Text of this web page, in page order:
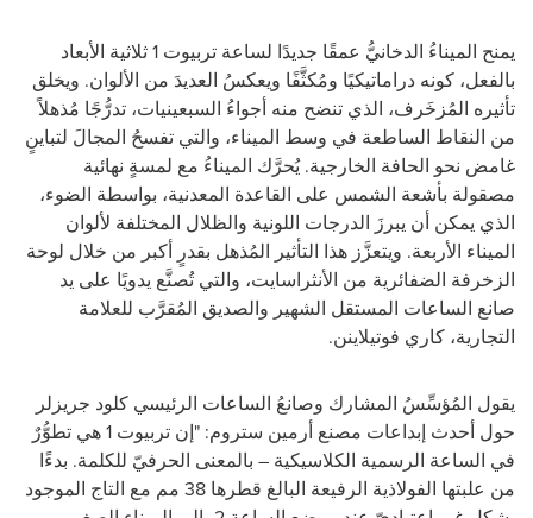
يمنح الميناءُ الدخانيُّ عمقًا جديدًا لساعة تربيوت 1 ثلاثية الأبعاد
بالفعل، كونه دراماتيكيًا ومُكثَّفًا ويعكسُ العديدَ من الألوان. ويخلق
تأثيره المُزخَرف، الذي تنضح منه أجواءُ السبعينيات، تدرُّجًا مُذهلاً
من النقاط الساطعة في وسط الميناء، والتي تفسحُ المجالَ لتباينٍ
غامض نحو الحافة الخارجية. يُحرَّك الميناءُ مع لمسةٍ نهائية
مصقولة بأشعة الشمس على القاعدة المعدنية، بواسطة الضوء،
الذي يمكن أن يبرزَ الدرجات اللونية والظلال المختلفة لألوان
الميناء الأربعة. ويتعزَّز هذا التأثير المُذهل بقدرٍ أكبر من خلال لوحة
الزخرفة الضفائرية من الأنثراسايت، والتي تُصنَّع يدويًا على يد
صانع الساعات المستقل الشهير والصديق المُقرَّب للعلامة
التجارية، كاري فوتيلاينن.
يقول المُؤسِّسُ المشارك وصانعُ الساعات الرئيسي كلود جريزلر
حول أحدث إبداعات مصنع أرمين ستروم:
"إن تربيوت 1 هي تطوُّرٌ
في الساعة الرسمية الكلاسيكية – بالمعنى الحرفيّ للكلمة. بدءًا
من علبتها الفولاذية الرفيعة البالغ قطرها 38 مم مع التاج الموجود